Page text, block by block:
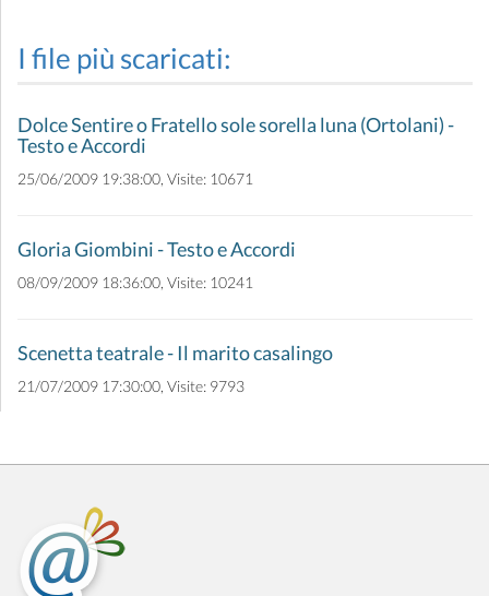
I file più scaricati:
Dolce Sentire o Fratello sole sorella luna (Ortolani) -
Testo e Accordi
25/06/2009 19:38:00, Visite: 10671
Gloria Giombini - Testo e Accordi
08/09/2009 18:36:00, Visite: 10241
Scenetta teatrale - Il marito casalingo
21/07/2009 17:30:00, Visite: 9793